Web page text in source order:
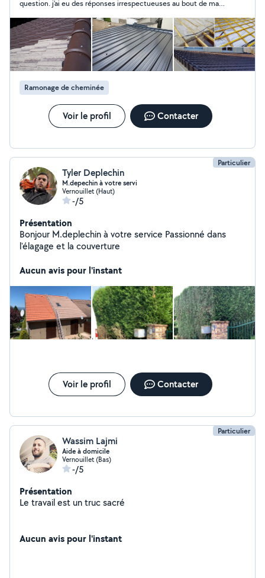
Travaux garantie 10 ans
question. j'ai eu des réponses irrespectueuses au bout de ma
Ramonage de cheminée
Voir le profil Contacter
Particulier
Tyler Deplechin
M.depechin à votre servi
Vernouillet (Haut)
-/5
Présentation
Bonjour M.deplechin à votre service Passionné dans
l'élagage et la couverture
Aucun avis pour l'instant
Voir le profil Contacter
Particulier
Wassim Lajmi
Aide à domicile
Vernouillet (Bas)
-/5
Présentation
Le travail est un truc sacré
Aucun avis pour l'instant